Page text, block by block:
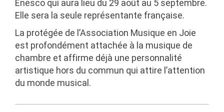
Enesco qui aura lieu du 29 août au 5 septembre.
Elle sera la seule représentante française.
La protégée de l’Association Musique en Joie
est profondément attachée à la musique de
chambre et affirme déjà une personnalité
artistique hors du commun qui attire l’attention
du monde musical.